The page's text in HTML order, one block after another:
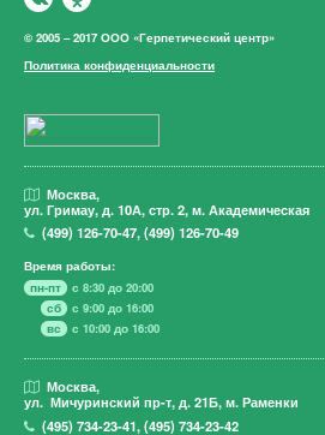
© 2005 – 2017 ООО «Герпетический центр»
Политика конфиденциальности
Москва,
ул. Гримау, д. 10А, стр. 2, м. Академическая
(499)126-70-47,(499)126-70-49
Время работы:
пн-пт
с 8:30 до 20:00
сб
с 9:00 до 16:00
вс
с 10:00 до 16:00
Москва,
ул. Мичуринский пр-т,д. 21Б, м. Раменки
(495)734-23-41,(495)734-23-42